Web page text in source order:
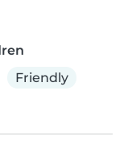
Friendly